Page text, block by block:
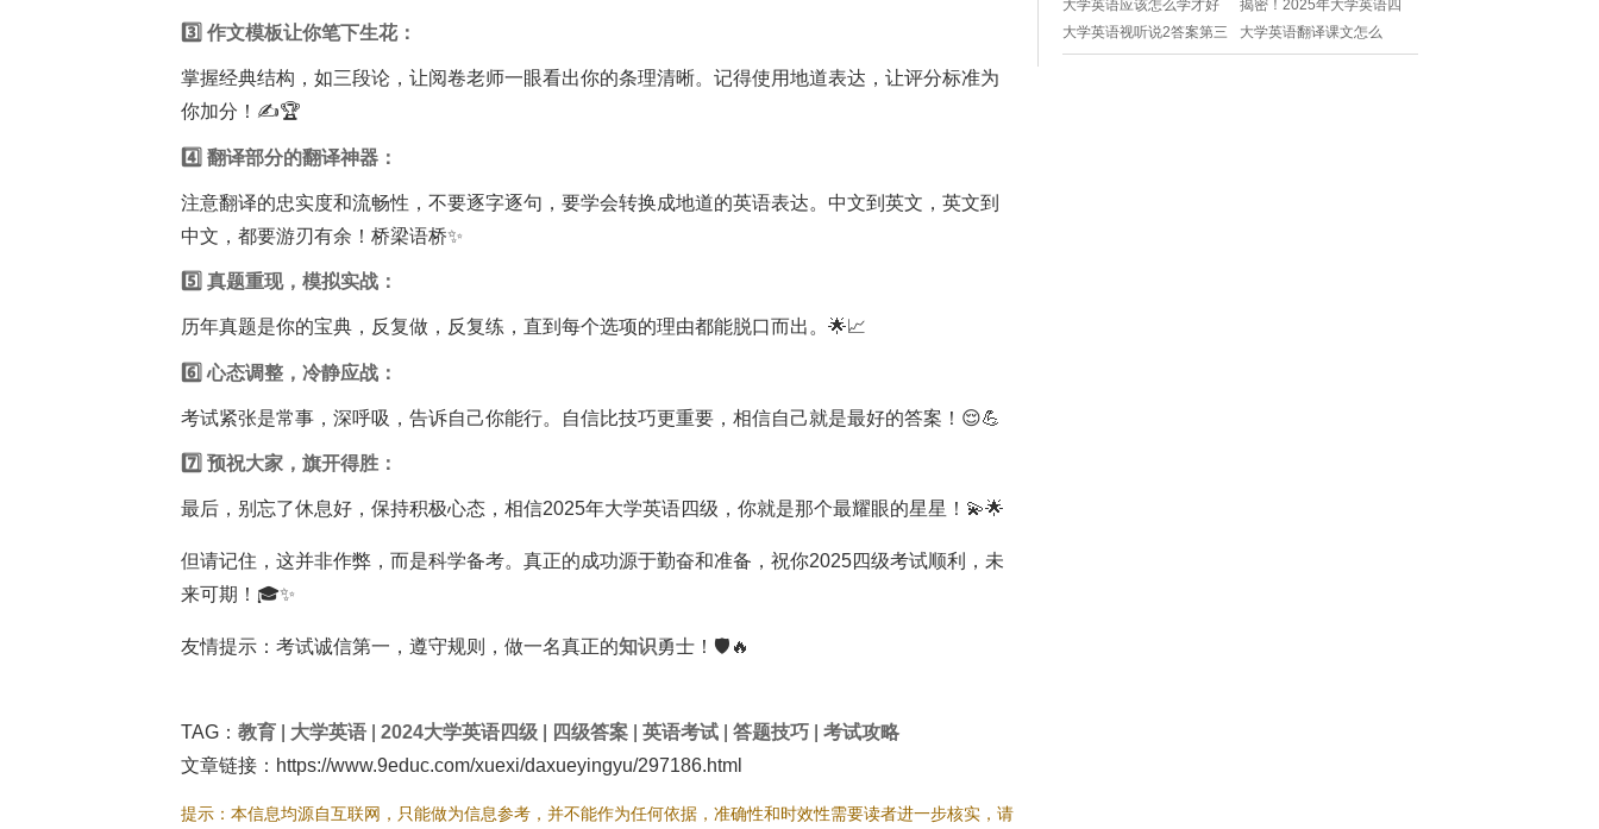
3️⃣ 作文模板让你笔下生花：
掌握经典结构，如三段论，让阅卷老师一眼看出你的条理清晰。记得使用地道表达，让评分标准为
你加分！✍️🏆
4️⃣ 翻译部分的翻译神器：
注意翻译的忠实度和流畅性，不要逐字逐句，要学会转换成地道的英语表达。中文到英文，英文到
中文，都要游刃有余！桥梁语桥✨
5️⃣ 真题重现，模拟实战：
历年真题是你的宝典，反复做，反复练，直到每个选项的理由都能脱口而出。🌟📈
6️⃣ 心态调整，冷静应战：
考试紧张是常事，深呼吸，告诉自己你能行。自信比技巧更重要，相信自己就是最好的答案！😌💪
7️⃣ 预祝大家，旗开得胜：
最后，别忘了休息好，保持积极心态，相信2025年大学英语四级，你就是那个最耀眼的星星！💫🌟
但请记住，这并非作弊，而是科学备考。真正的成功源于勤奋和准备，祝你2025四级考试顺利，未
来可期！🎓✨
友情提示：考试诚信第一，遵守规则，做一名真正的知识勇士！🛡️🔥
TAG： 教育 大学英语 2024大学英语四级 四级答案 英语考试 答题技巧
考试攻略
文章链接：https://www.9educ.com/xuexi/daxueyingyu/297186.html
提示：本信息均源自互联网，只能做为信息参考，并不能作为任何依据，准确性和时效性需要读者进一步核实，请
看看资深学姐怎么说！💬
大学英语应该怎么学才好
🧐听说学霸都在这样做，
你也试试？📚
揭密！2025年大学英语四
级考试答案独家曝光！🔍
📚
大学英语视听说2答案第三
版？📚有靠谱的学习方法
大学英语翻译课文怎么
做？📚如何提升翻译能